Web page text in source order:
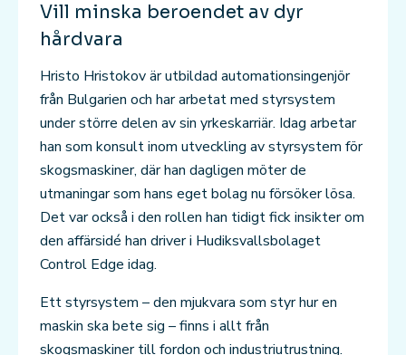
Vill minska beroendet av dyr
hårdvara
Hristo Hristokov är utbildad automationsingenjör
från Bulgarien och har arbetat med styrsystem
under större delen av sin yrkeskarriär. Idag arbetar
han som konsult inom utveckling av styrsystem för
skogsmaskiner, där han dagligen möter de
utmaningar som hans eget bolag nu försöker lösa.
Det var också i den rollen han tidigt fick insikter om
den affärsidé han driver i Hudiksvallsbolaget
Control Edge idag.
Ett styrsystem – den mjukvara som styr hur en
maskin ska bete sig – finns i allt från
skogsmaskiner till fordon och industriutrustning.